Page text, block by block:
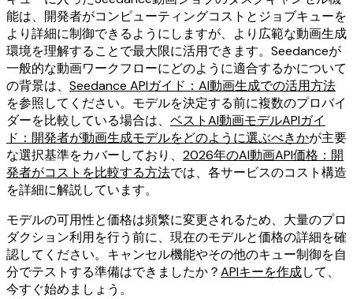
能は、開発者がコンピューティングコストとジョブキューを
より詳細に制御できるようにしますが、より広範な動画生成
環境を理解することで最大限に活用できます。Seedanceが
一般的な動画ワークフローにどのように適合するかについて
の背景は、 Seedance APIガイド：AI動画生成での活用方法
を参照してください。モデルを決定する前に複数のプロバイ
ダーを比較している場合は、 ベストAI動画モデルAPIガイ
ド：開発者が動画生成モデルをどのように選ぶべきかが主要
な選択基準をカバーしており、 2026年のAI動画API価格：開
発者がコストを比較する方法では、各サービスのコスト構造
を詳細に解説しています。
モデルの可用性と価格は頻繁に変更されるため、大量のプロ
ダクション利用を行う前に、現在のモデルと価格の詳細を確
認してください。キャンセル機能やその他のキュー制御を自
分でテストする準備はできましたか？APIキーを作成して、
今すぐ始めましょう。